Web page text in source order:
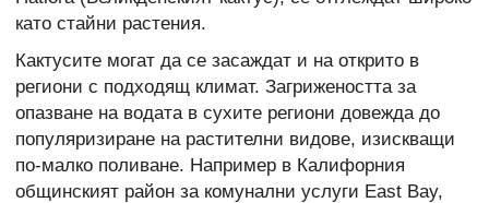
като стайни растения.
Кактусите могат да се засаждат и на открито в
региони с подходящ климат. Загрижеността за
опазване на водата в сухите региони довежда до
популяризиране на растителни видове, изискващи
по-малко поливане. Например в Калифорния
общинският район за комунални услуги East Bay,